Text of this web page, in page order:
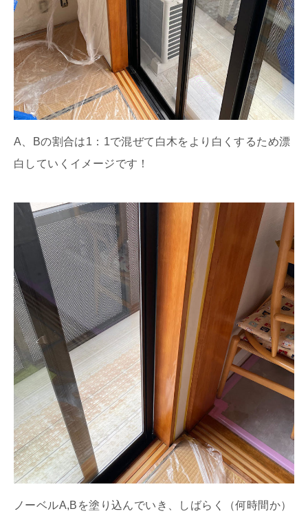
A、Bの割合は1：1で混ぜて白木をより白くするため漂
白していくイメージです！
ノーベルA,Bを塗り込んでいき、しばらく（何時間か）